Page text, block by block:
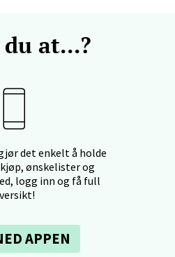
at...?
det enkelt å holde
ønskelister og
logg inn og få full
APPEN